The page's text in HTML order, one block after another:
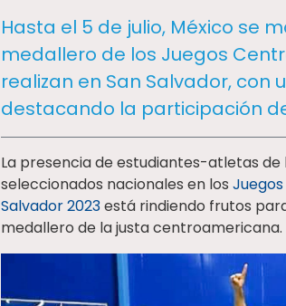
Hasta el 5 de julio, México se
medallero de los Juegos
realizan en San Salvador, con
destacando la participación
La presencia de estudiantes-atletas de
seleccionados nacionales en los
Salvador 2023está rindiendo frutos
medallero de la justa centroamericana.